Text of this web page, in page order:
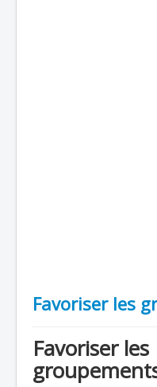
Favoriser les
Favoriser les